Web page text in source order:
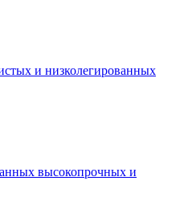
и низколегированных
высокопрочных и